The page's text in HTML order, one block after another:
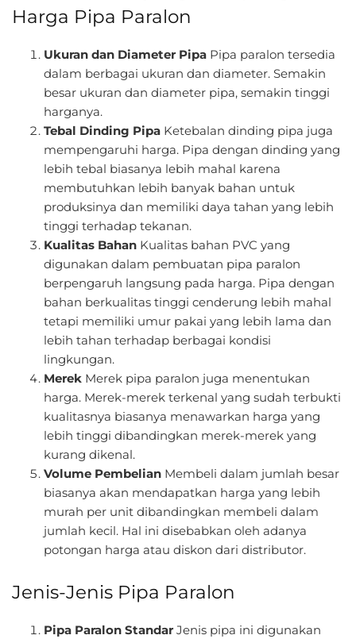
Harga Pipa Paralon
Ukuran dan Diameter Pipa Pipa paralon tersedia
dalam berbagai ukuran dan diameter. Semakin
besar ukuran dan diameter pipa, semakin tinggi
harganya.
Tebal Dinding Pipa Ketebalan dinding pipa juga
mempengaruhi harga. Pipa dengan dinding yang
lebih tebal biasanya lebih mahal karena
membutuhkan lebih banyak bahan untuk
produksinya dan memiliki daya tahan yang lebih
tinggi terhadap tekanan.
Kualitas Bahan Kualitas bahan PVC yang
digunakan dalam pembuatan pipa paralon
berpengaruh langsung pada harga. Pipa dengan
bahan berkualitas tinggi cenderung lebih mahal
tetapi memiliki umur pakai yang lebih lama dan
lebih tahan terhadap berbagai kondisi
lingkungan.
Merek Merek pipa paralon juga menentukan
harga. Merek-merek terkenal yang sudah terbukti
kualitasnya biasanya menawarkan harga yang
lebih tinggi dibandingkan merek-merek yang
kurang dikenal.
Volume Pembelian Membeli dalam jumlah besar
biasanya akan mendapatkan harga yang lebih
murah per unit dibandingkan membeli dalam
jumlah kecil. Hal ini disebabkan oleh adanya
potongan harga atau diskon dari distributor.
Jenis-Jenis Pipa Paralon
Pipa Paralon Standar Jenis pipa ini digunakan